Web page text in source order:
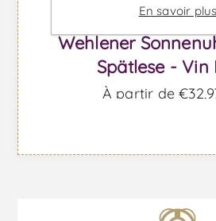
Wehlener
Spätlese - Vin
À partir de
En savoir plus